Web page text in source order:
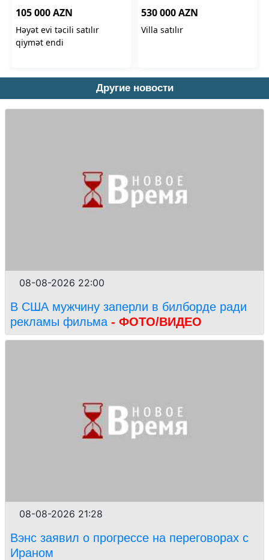
Другие новости
08-08-2026 22:00
В США мужчину заперли в билборде ради
рекламы фильма - ФОТО/ВИДЕО
08-08-2026 21:28
Вэнс заявил о прогрессе на переговорах с
Ираном